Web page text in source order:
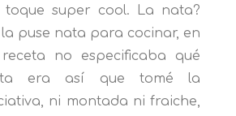
toque super cool. La nata?
puse nata para cocinar, en
no especificaba qué
era así que tomé la
ni montada ni fraiche,